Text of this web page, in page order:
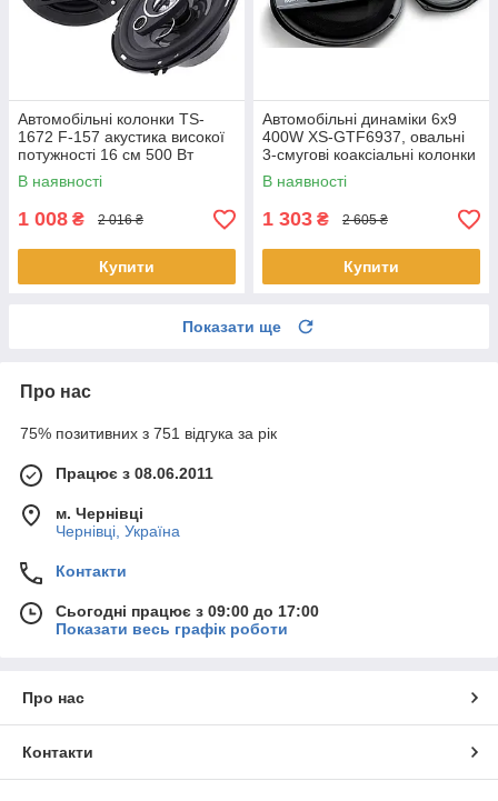
Автомобільні колонки TS-
1672 F-157 акустика високої
потужності 16 см 500 Вт
Чорні
В наявності
1 008 ₴ 2 016 ₴
Купити
Автомобільні динаміки 6x9
400W XS-GTF6937, овальні
3-смугові коаксіальні колонки
в авто, потужна акустика для
полиці
В наявності
1 303 ₴ 2 605 ₴
Купити
Показати ще
Про нас
75% позитивних з 751 відгука за рік
Працює з 08.06.2011
м. Чернівці
Чернівці, Україна
Контакти
Сьогодні працює з 09:00 до 17:00
Показати весь графік роботи
Про нас
Контакти